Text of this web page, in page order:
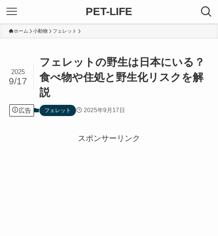
PET-LIFE
ホーム 小動物 フェレット
フェレットの野生は日本にいる？
食べ物や住処と野生化リスクを解
説
2025
9/17
広告 フェレット 2025年9月17日
スポンサーリンク